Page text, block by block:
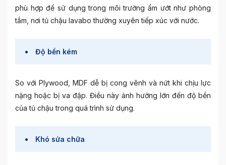
phù hợp để sử dụng trong môi trường ẩm ướt như phòng
tắm, nơi tủ chậu lavabo thường xuyên tiếp xúc với nước.
Độ bền kém
So với Plywood, MDF dễ bị cong vênh và nứt khi chịu lực
nặng hoặc bị va đập. Điều này ảnh hưởng lớn đến độ bền
của tủ chậu trong quá trình sử dụng.
Khó sửa chữa